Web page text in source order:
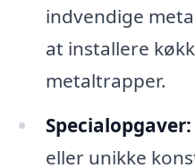
indvendige
at installere
metaltrapper.
Specialopgaver:
eller unikke